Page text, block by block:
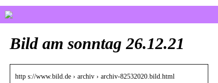
Bild am sonntag 26.12.21
http s://www.bild.de › archiv › archiv-82532020.bild.html